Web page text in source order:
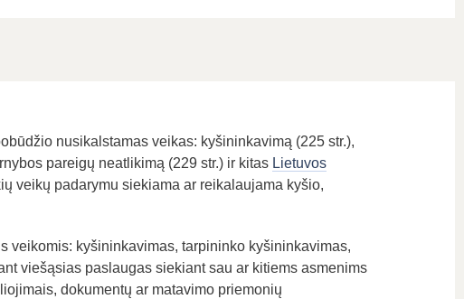
nusikalstamas veikas: kyšininkavimą (225 str.),
pareigų neatlikimą (229 str.) ir kitas Lietuvos
veikų padarymu siekiama ar reikalaujama kyšio,
veikomis: kyšininkavimas, tarpininko kyšininkavimas,
viešąsias paslaugas siekiant sau ar kitiems asmenims
dokumentų ar matavimo priemonių